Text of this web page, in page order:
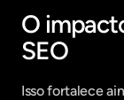
O
SEO
Isso fortalece